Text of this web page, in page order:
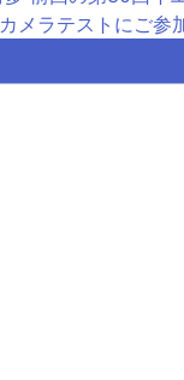
メラテストにご参